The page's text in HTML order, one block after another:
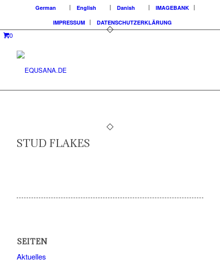
German English Danish
IMAGEBANK
IMPRESSUM
DATENSCHUTZERKLÄRUNG
0
STUD FLAKES
SEITEN
Aktuelles